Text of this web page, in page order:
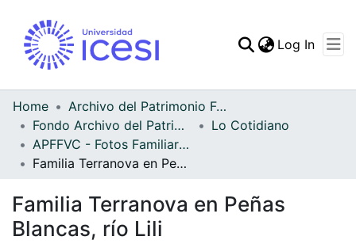
Statistics
Log In
Home
Archivo del Patrimonio Fotográfico y Fílmico del Valle del Cauca
Fondo Archivo del Patrimonio Fotográfico y Fílmico del Valle del Cauca
Lo Cotidiano
APFFVC - Fotos Familiares - Patrimonial
Familia Terranova en Peñas Blancas, río Lili
Familia Terranova en Peñas
Blancas, río Lili